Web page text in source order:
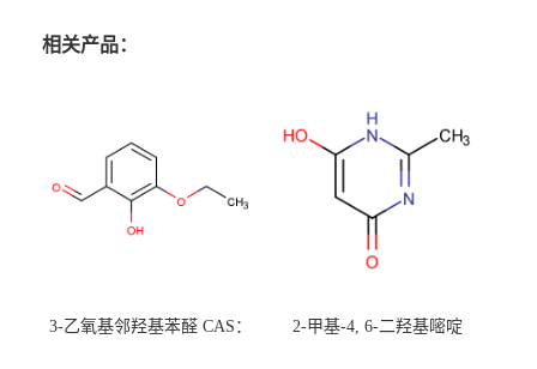
相关产品：
3-乙氧基邻羟基苯醛 CAS：
2-甲基-4, 6-二羟基嘧啶